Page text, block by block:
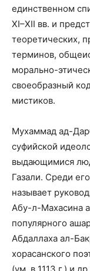
единственном
XI–XII вв. и
теоретических,
терминов,
морально-
своеобразный
мистиков.
Мухаммад ад-
суфийской
выдающимися
Газали. Среди
называет
Абу-л-Махасина
популярного
Абдаллаха ал-
хорасанского